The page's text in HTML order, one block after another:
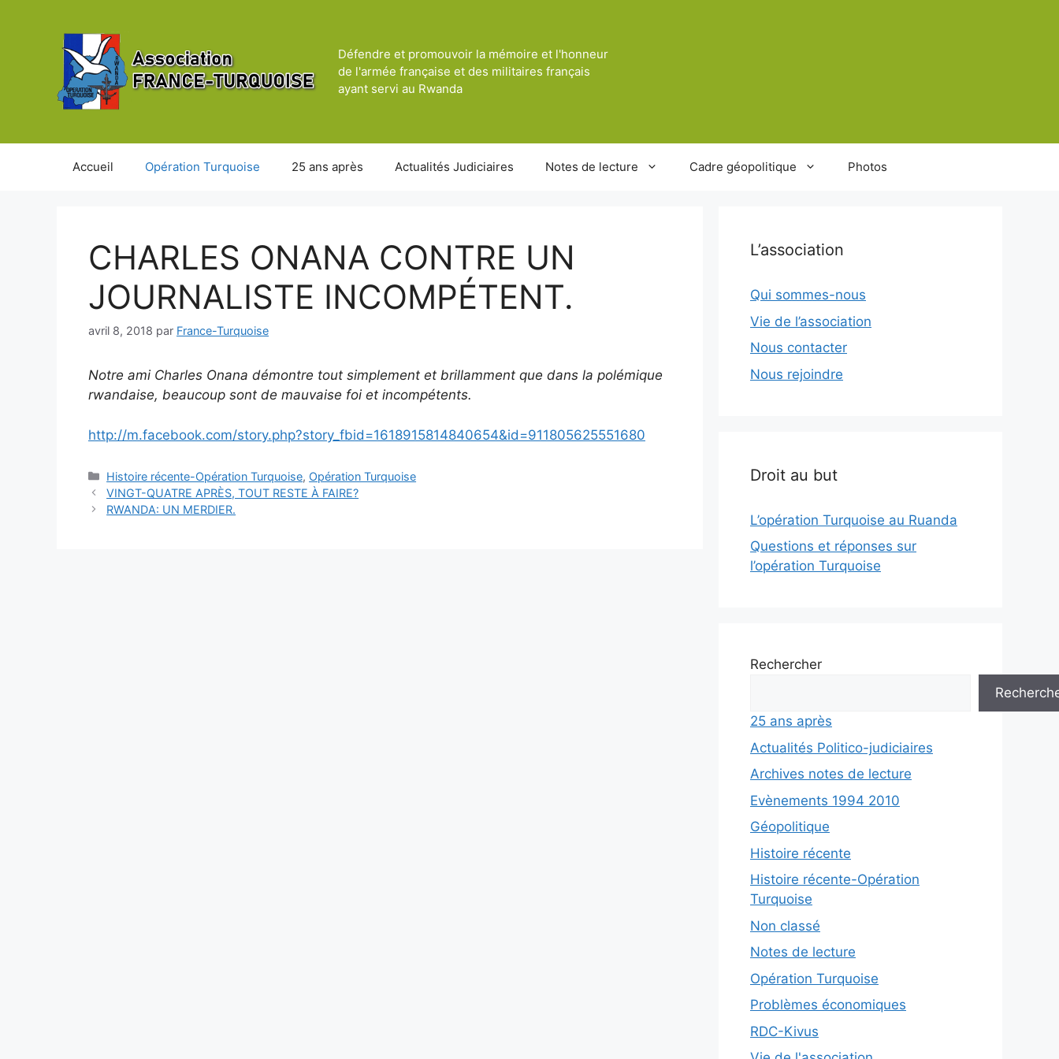
Défendre et promouvoir la mémoire et l'honneur
de l'armée française et des militaires français
ayant servi au Rwanda
Accueil Opération Turquoise 25 ans après Actualités Judiciaires Notes de lecture Cadre géopolitique Photos
CHARLES ONANA CONTRE UN
JOURNALISTE INCOMPÉTENT.
avril 8, 2018 par France-Turquoise
Notre ami Charles Onana démontre tout simplement et brillamment que dans la polémique
rwandaise, beaucoup sont de mauvaise foi et incompétents.
http://m.facebook.com/story.php?story_fbid=1618915814840654&id=911805625551680
Catégories
Histoire récente-Opération Turquoise, Opération Turquoise
VINGT-QUATRE APRÈS, TOUT RESTE À FAIRE?
RWANDA: UN MERDIER.
L’association
Qui sommes-nous
Vie de l’association
Nous contacter
Nous rejoindre
Droit au but
L’opération Turquoise au Ruanda
Questions et réponses sur
l’opération Turquoise
Rechercher
25 ans après
Actualités Politico-judiciaires
Archives notes de lecture
Evènements 1994 2010
Géopolitique
Histoire récente
Histoire récente-Opération
Turquoise
Non classé
Notes de lecture
Opération Turquoise
Problèmes économiques
RDC-Kivus